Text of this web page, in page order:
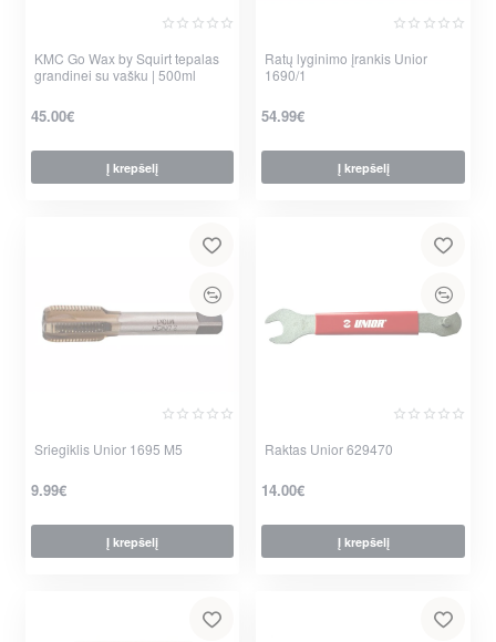
KMC Go Wax by Squirt tepalas
grandinei su vašku | 500ml
45.00€
Į krepšelį
Ratų lyginimo įrankis Unior
1690/1
54.99€
Į krepšelį
Sriegiklis Unior 1695 M5
9.99€
Į krepšelį
Raktas Unior 629470
14.00€
Į krepšelį